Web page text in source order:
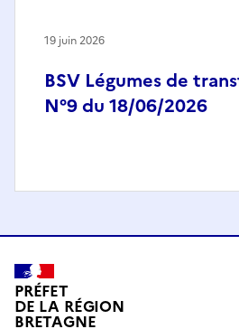
BSV Légumes de
N°9 du 18/06/2026
19 juin 2026
PRÉFET
DE LA RÉGION
BRETAGNE